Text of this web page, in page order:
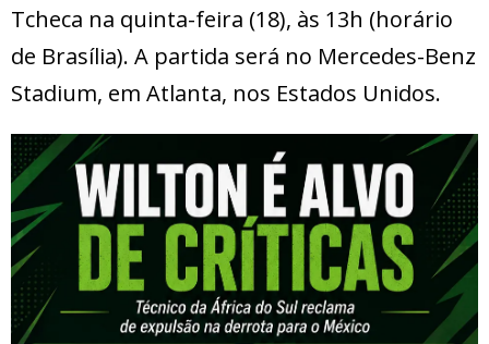
Tcheca na quinta-feira (18), às 13h (horário
de Brasília). A partida será no Mercedes-Benz
Stadium, em Atlanta, nos Estados Unidos.